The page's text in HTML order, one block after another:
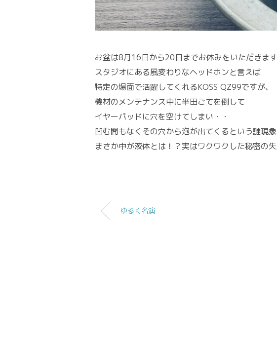
お盆は8月16日から20日までお休みをいただきます
スタジオにある風変わりなヘッドホンと言えば
特定の場面で活躍してくれるKOSS QZ99ですが、
機材のメンテナンス中に半田ごてを倒して
イヤーパッドに穴を空けてしまい・・
凹む間もなくその穴から泡が出てくるという謎現象
まさか中が液体とは！？実はワクワクした秘密の失
ゆるく名演